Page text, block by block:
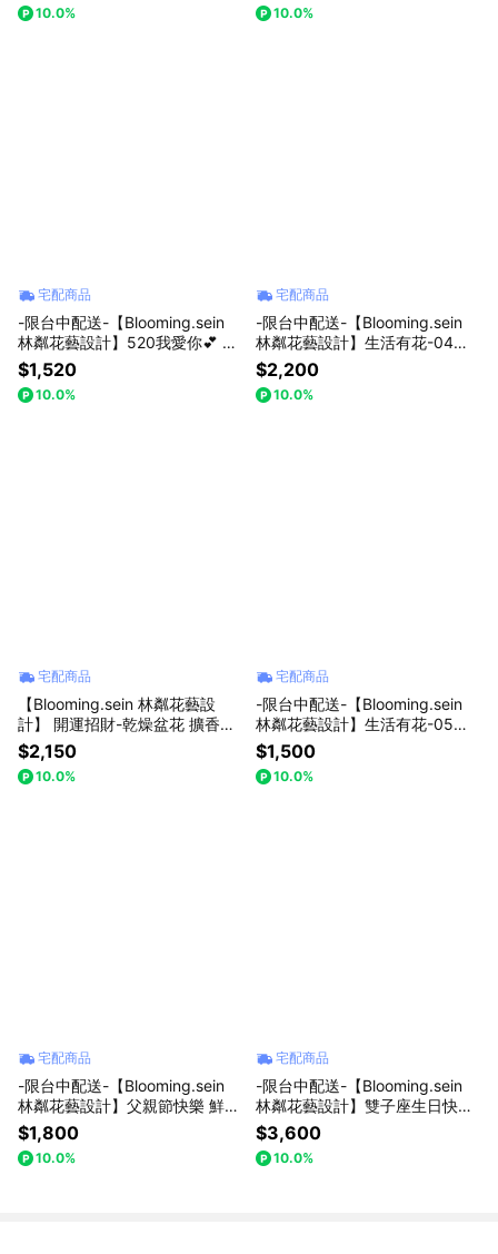
10.0% 10.0%
宅配商品
-限台中配送-【Blooming.sein
林粼花藝設計】520我愛你💕 鮮
花桔梗花束 粉白花束 情人節 生
日 告白 求婚 節日禮物
$1,520
10.0%
宅配商品
-限台中配送-【Blooming.sein
林粼花藝設計】生活有花-04月
牡羊座生日快樂 鮮花 居家美學
居家擺飾 生日 求婚 節日禮物
$2,200
10.0%
宅配商品
【Blooming.sein 林粼花藝設
計】 開運招財-乾燥盆花 擴香花
盆花 擴香花 開幕喬遷 情人節 生
日 畢業 節日禮物
$2,150
10.0%
宅配商品
-限台中配送-【Blooming.sein
林粼花藝設計】生活有花-05月
金牛座生日快樂 鮮花 居家美學
居家擺飾 生日 求婚 節日禮物
$1,500
10.0%
宅配商品
-限台中配送-【Blooming.sein
林粼花藝設計】父親節快樂 鮮花
花束 生日 求婚 節日禮物
$1,800
10.0%
宅配商品
-限台中配送-【Blooming.sein
林粼花藝設計】雙子座生日快樂
🎁 鮮花花束 水藍色系 情人節 生
日 節日禮物
$3,600
10.0%